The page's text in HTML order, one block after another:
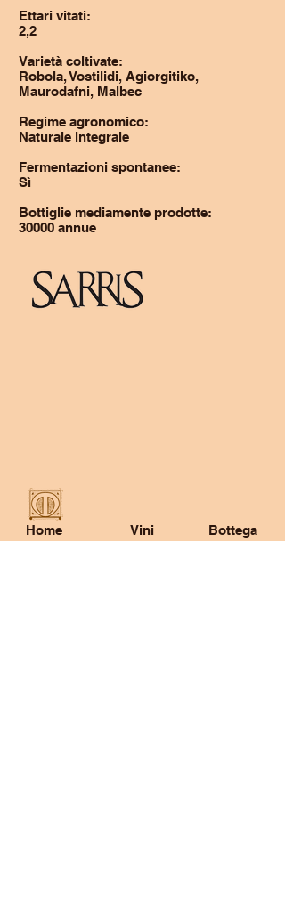
Ettari vitati:
2,2
Varietà coltivate:
Robola, Vostilidi, Agiorgitiko,
Maurodafni, Malbec
Regime agronomico:
Naturale integrale
Fermentazioni spontanee:
Sì
Bottiglie mediamente prodotte:
30000 annue
Home Vini Bottega